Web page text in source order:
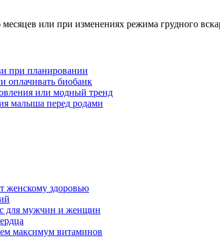
или при изменениях режима грудного
при планировании
оплачивать биобанк
или модный тренд
малыша перед родами
женскому здоровью
для мужчин и женщин
максимум витаминов